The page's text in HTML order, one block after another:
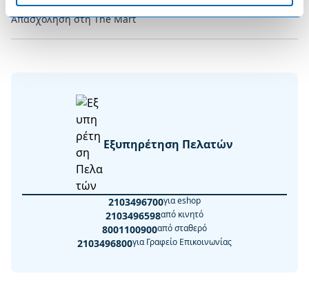
Απασχόληση στη The Mart
Εξυπηρέτηση Πελατών
2103496700για eshop
2103496598από κινητό
8001100900από σταθερό
2103496800για Γραφείο Επικοινωνίας